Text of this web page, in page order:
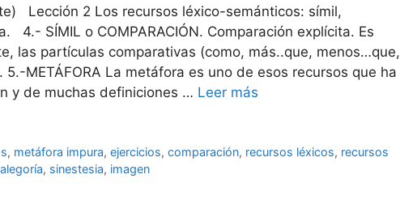
Lección 2 Los recursos léxico-semánticos: símil,
4.- SÍMIL o COMPARACIÓN. Comparación explícita. Es
las partículas comparativas (como, más..que, menos…que,
METÁFORA La metáfora es uno de esos recursos que ha
y de muchas definiciones … Leer más
, metáfora impura,ejercicios,comparación, recursos léxicos, recursos
alegoría, sinestesia, imagen